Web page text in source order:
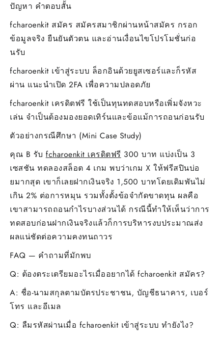
ปัญหา คำตอบสั้น
fcharoenkit สมัคร สมัครสมาชิกผ่านหน้าสมัคร กรอก
ข้อมูลจริง ยืนยันตัวตน และอ่านเงื่อนไขโปรโมชั่นก่อ
นรับ
fcharoenkit เข้าสู่ระบบ ล็อกอินด้วยยูสเซอร์และก็รหัส
ผ่าน แนะนำเปิด 2FA เพื่อความปลอดภัย
fcharoenkit เครดิตฟรี ใช้เป็นทุนทดสอบหรือเพิ่มจังหวะ
เล่น จำเป็นต้องมองยอดเทิร์นและข้อแม้การถอนก่อนรับ
ตัวอย่างกรณีศึกษา (Mini Case Study)
คุณ B รับ fcharoenkit เครดิตฟรี 300 บาท แบ่งเป็น 3
เซสชัน ทดลองสล็อต 4 เกม พบว่าเกม X ให้ฟรีสปินบ่อ
ยมากสุด เขาก็เลยฝากเงินจริง 1,500 บาทโดยเดิมพันไม่
เกิน 2% ต่อการหมุน รวมทั้งตั้งข้อจำกัดขาดทุน ผลคือ
เขาสามารถถอนกำไรบางส่วนได้ กรณีนี้ทำให้เห็นว่าการ
ทดสอบก่อนฝากเงินจริงแล้วก็การบริหารงบประมาณส่ง
ผลแน่ชัดต่อความคงทนถาวร
FAQ — คำถามที่มักพบ
Q: ต้องตระเตรียมอะไรเมื่ออยากได้ fcharoenkit สมัคร?
A: ชื่อ-นามสกุลตามบัตรประชาชน, บัญชีธนาคาร, เบอร์
โทร และอีเมล
Q: ลืมรหัสผ่านเมื่อ fcharoenkit เข้าสู่ระบบ ทำยังไง?